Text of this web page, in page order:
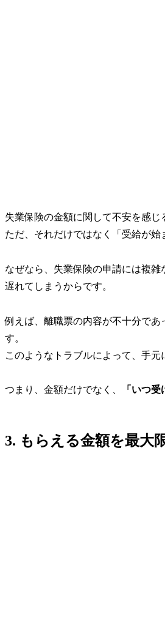
失業保険の金額に関して不安を感じ
ただ、それだけではなく
「受給が
なぜなら、失業保険の申請には複
遅れてしまうからです。
例えば、離職票の内容が不十分で
す。
このようなトラブルによって、手元
つまり、金額だけでなく、 「いつ受
3. もらえる金額を最大